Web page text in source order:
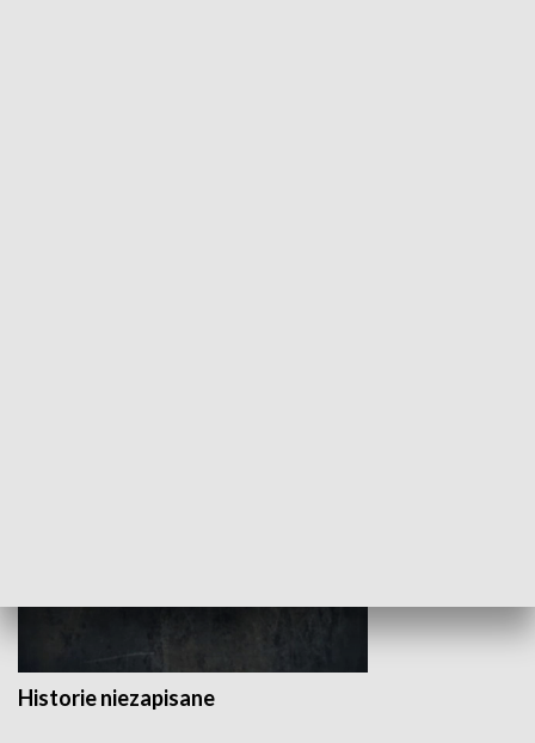
Historie niezapisane